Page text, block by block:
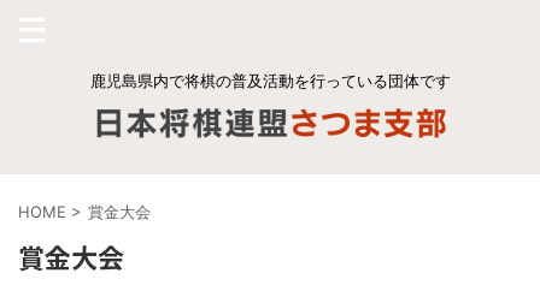
鹿児島県内で将棋の普及活動を行っている団体です
HOME > 賞金大会
賞金大会